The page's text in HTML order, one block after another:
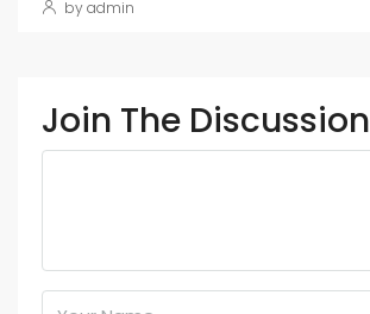
by admin
Join The Discussion